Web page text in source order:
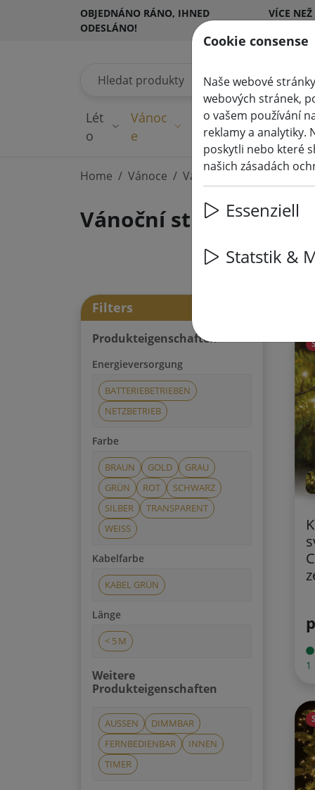
OBJEDNÁNO RÁNO, IHNED
ODESLÁNO!
VÍCE
Lét
o
Vánoc
e(aktuelle Seite)
Pohádková
světla
Home Vánoce Vánoční stromky a
Vánoční stromky a
Filters
Produkteigenschaften
Energieversorgung
BATTERIEBETRIEBEN
NETZBETRIEB
Farbe
BRAUN GOLD
GRAU
GRÜN
ROT
SCHWARZ
SILBER
TRANSPARENT
WEISS
Kabelfarbe
KABEL GRÜN
Länge
< 5 M
Weitere
Produkteigenschaften
AUSSEN
DIMMBAR
FERNBEDIENBAR
INNEN
TIMER
1
Cookie consense
Naše webové
webových stránek,
o vašem používání
reklamy a analytiky.
poskytli nebo které
našich zásadách
Essenziell
Statstik &